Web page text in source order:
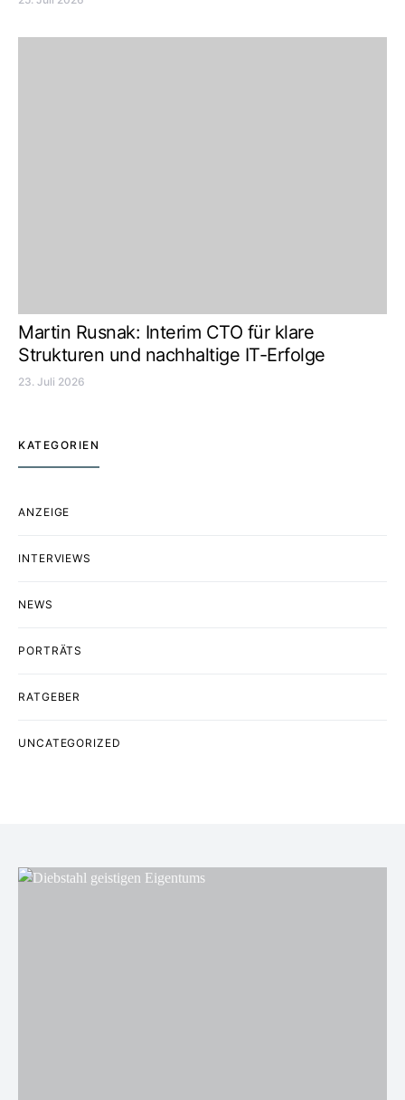
Martin Rusnak: Interim CTO für klare
Strukturen und nachhaltige IT-Erfolge
23. Juli 2026
KATEGORIEN
ANZEIGE
INTERVIEWS
NEWS
PORTRÄTS
RATGEBER
UNCATEGORIZED